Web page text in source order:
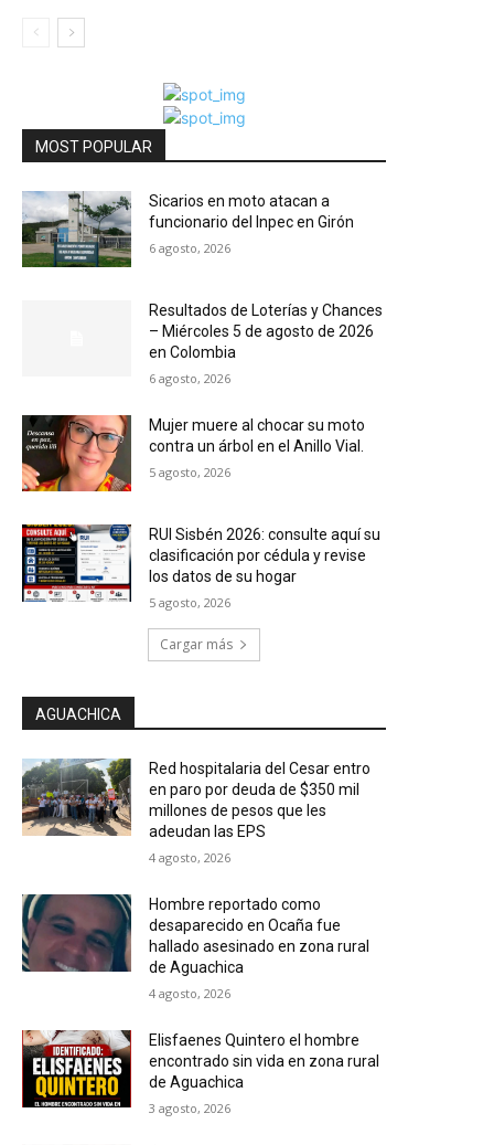
MOST POPULAR
Sicarios en moto atacan a
funcionario del Inpec en Girón
6 agosto, 2026
Resultados de Loterías y Chances
– Miércoles 5 de agosto de 2026
en Colombia
6 agosto, 2026
Mujer muere al chocar su moto
contra un árbol en el Anillo Vial.
5 agosto, 2026
RUI Sisbén 2026: consulte aquí su
clasificación por cédula y revise
los datos de su hogar
5 agosto, 2026
Cargar más
AGUACHICA
Red hospitalaria del Cesar entro
en paro por deuda de $350 mil
millones de pesos que les
adeudan las EPS
4 agosto, 2026
Hombre reportado como
desaparecido en Ocaña fue
hallado asesinado en zona rural
de Aguachica
4 agosto, 2026
Elisfaenes Quintero el hombre
encontrado sin vida en zona rural
de Aguachica
3 agosto, 2026